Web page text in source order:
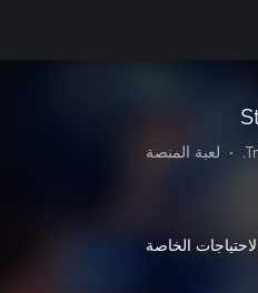
• لعبة المنصة